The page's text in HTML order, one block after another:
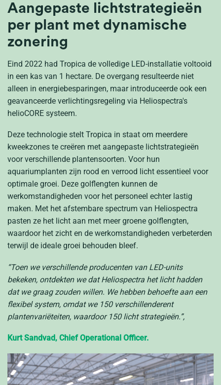
Aangepaste lichtstrategieën
per plant met dynamische
zonering
Eind 2022 had Tropica de volledige LED-installatie voltooid
in een kas van 1 hectare. De overgang resulteerde niet
alleen in energiebesparingen, maar introduceerde ook een
geavanceerde verlichtingsregeling via Heliospectra's
helioCORE systeem.
Deze technologie stelt Tropica in staat om meerdere
kweekzones te creëren met aangepaste lichtstrategieën
voor verschillende plantensoorten. Voor hun
aquariumplanten zijn rood en verrood licht essentieel voor
optimale groei. Deze golflengten kunnen de
werkomstandigheden voor het personeel echter lastig
maken. Met het afstembare spectrum van Heliospectra
pasten ze het licht aan met meer groene golflengten,
waardoor het zicht en de werkomstandigheden verbeterden
terwijl de ideale groei behouden bleef.
“Toen we verschillende producenten van LED-units
bekeken, ontdekten we datHeliospectra het licht hadden
dat we graag zouden willen. We hebben behoefte aan een
flexibelsystem, omdat we 150 verschillenderent
plantenvariëteiten, waardoor 150 lichtstrategieën.”,
Kurt Sandvad, Chief Operational Officer.